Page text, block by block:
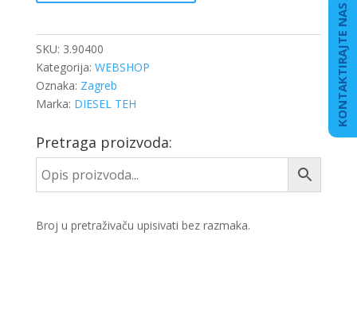
ULJA
D08
količina
SKU: 3.90400
Kategorija: WEBSHOP
Oznaka: Zagreb
Marka: DIESEL TEH
Pretraga proizvoda:
Broj u pretraživaču upisivati bez razmaka.
KONTAKTIRAJTE NAS